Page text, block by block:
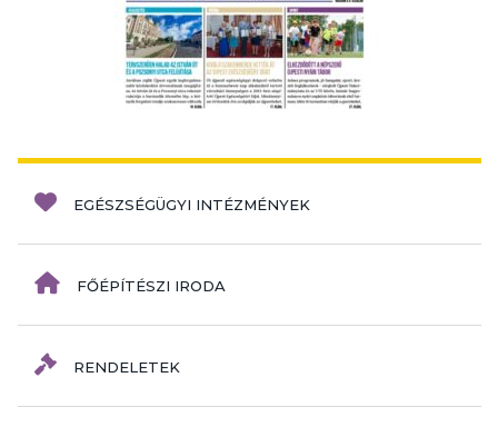
EGÉSZSÉGÜGYI INTÉZMÉNYEK
FŐÉPÍTÉSZI IRODA
RENDELETEK